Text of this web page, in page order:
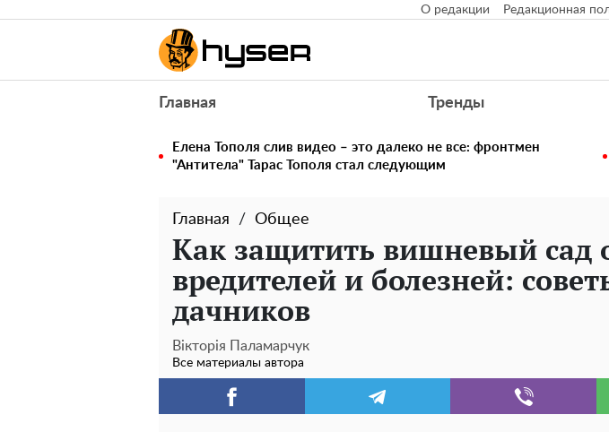
О редакции Редакционная
Главная Тренды
Елена Тополя слив видео – это далеко не все: фронтмен
"Антитела" Тарас Тополя стал следующим
Главная Общее
Как защитить вишневый сад
вредителей и болезней:
дачников
Вікторія Паламарчук
Все материалы автора